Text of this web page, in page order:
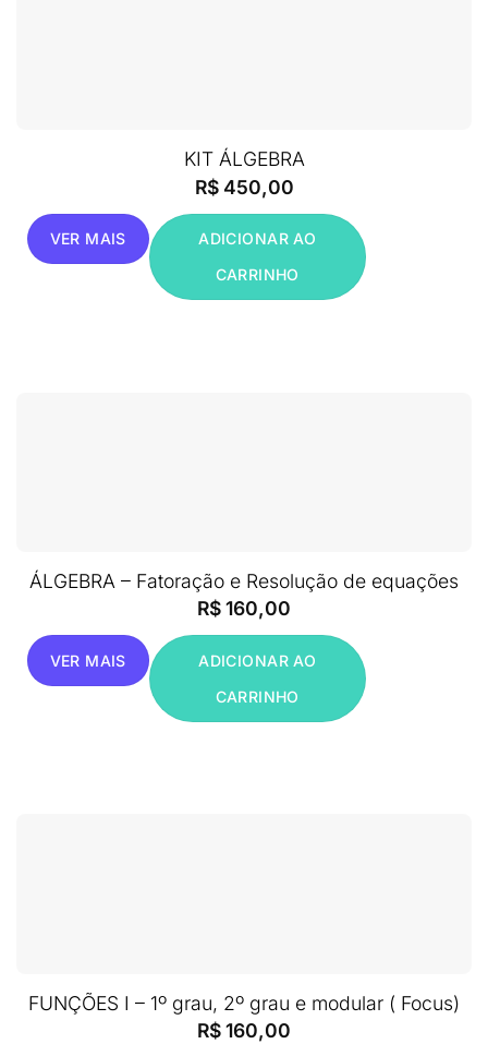
KIT ÁLGEBRA
R$450,00
VER MAIS
ADICIONAR AO
CARRINHO
ÁLGEBRA – Fatoração e Resolução de equações
R$160,00
VER MAIS
ADICIONAR AO
CARRINHO
FUNÇÕES I – 1º grau, 2º grau e modular ( Focus)
R$160,00